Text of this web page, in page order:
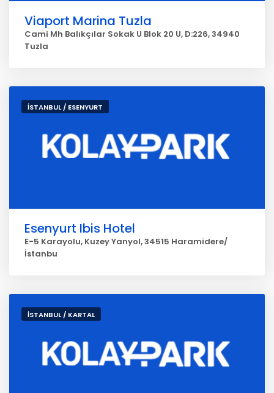
Viaport Marina Tuzla
Cami Mh Balıkçılar Sokak U Blok 20 U, D:226, 34940
Tuzla
İSTANBUL / ESENYURT
Esenyurt Ibis Hotel
E-5 Karayolu, Kuzey Yanyol, 34515 Haramidere/
İstanbu
İSTANBUL / KARTAL